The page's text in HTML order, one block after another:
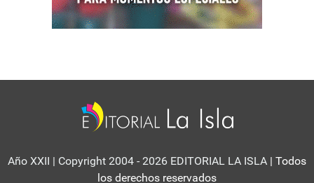
Año XXII | Copyright 2004 - 2026 EDITORIAL LA ISLA | Todos
los derechos reservados